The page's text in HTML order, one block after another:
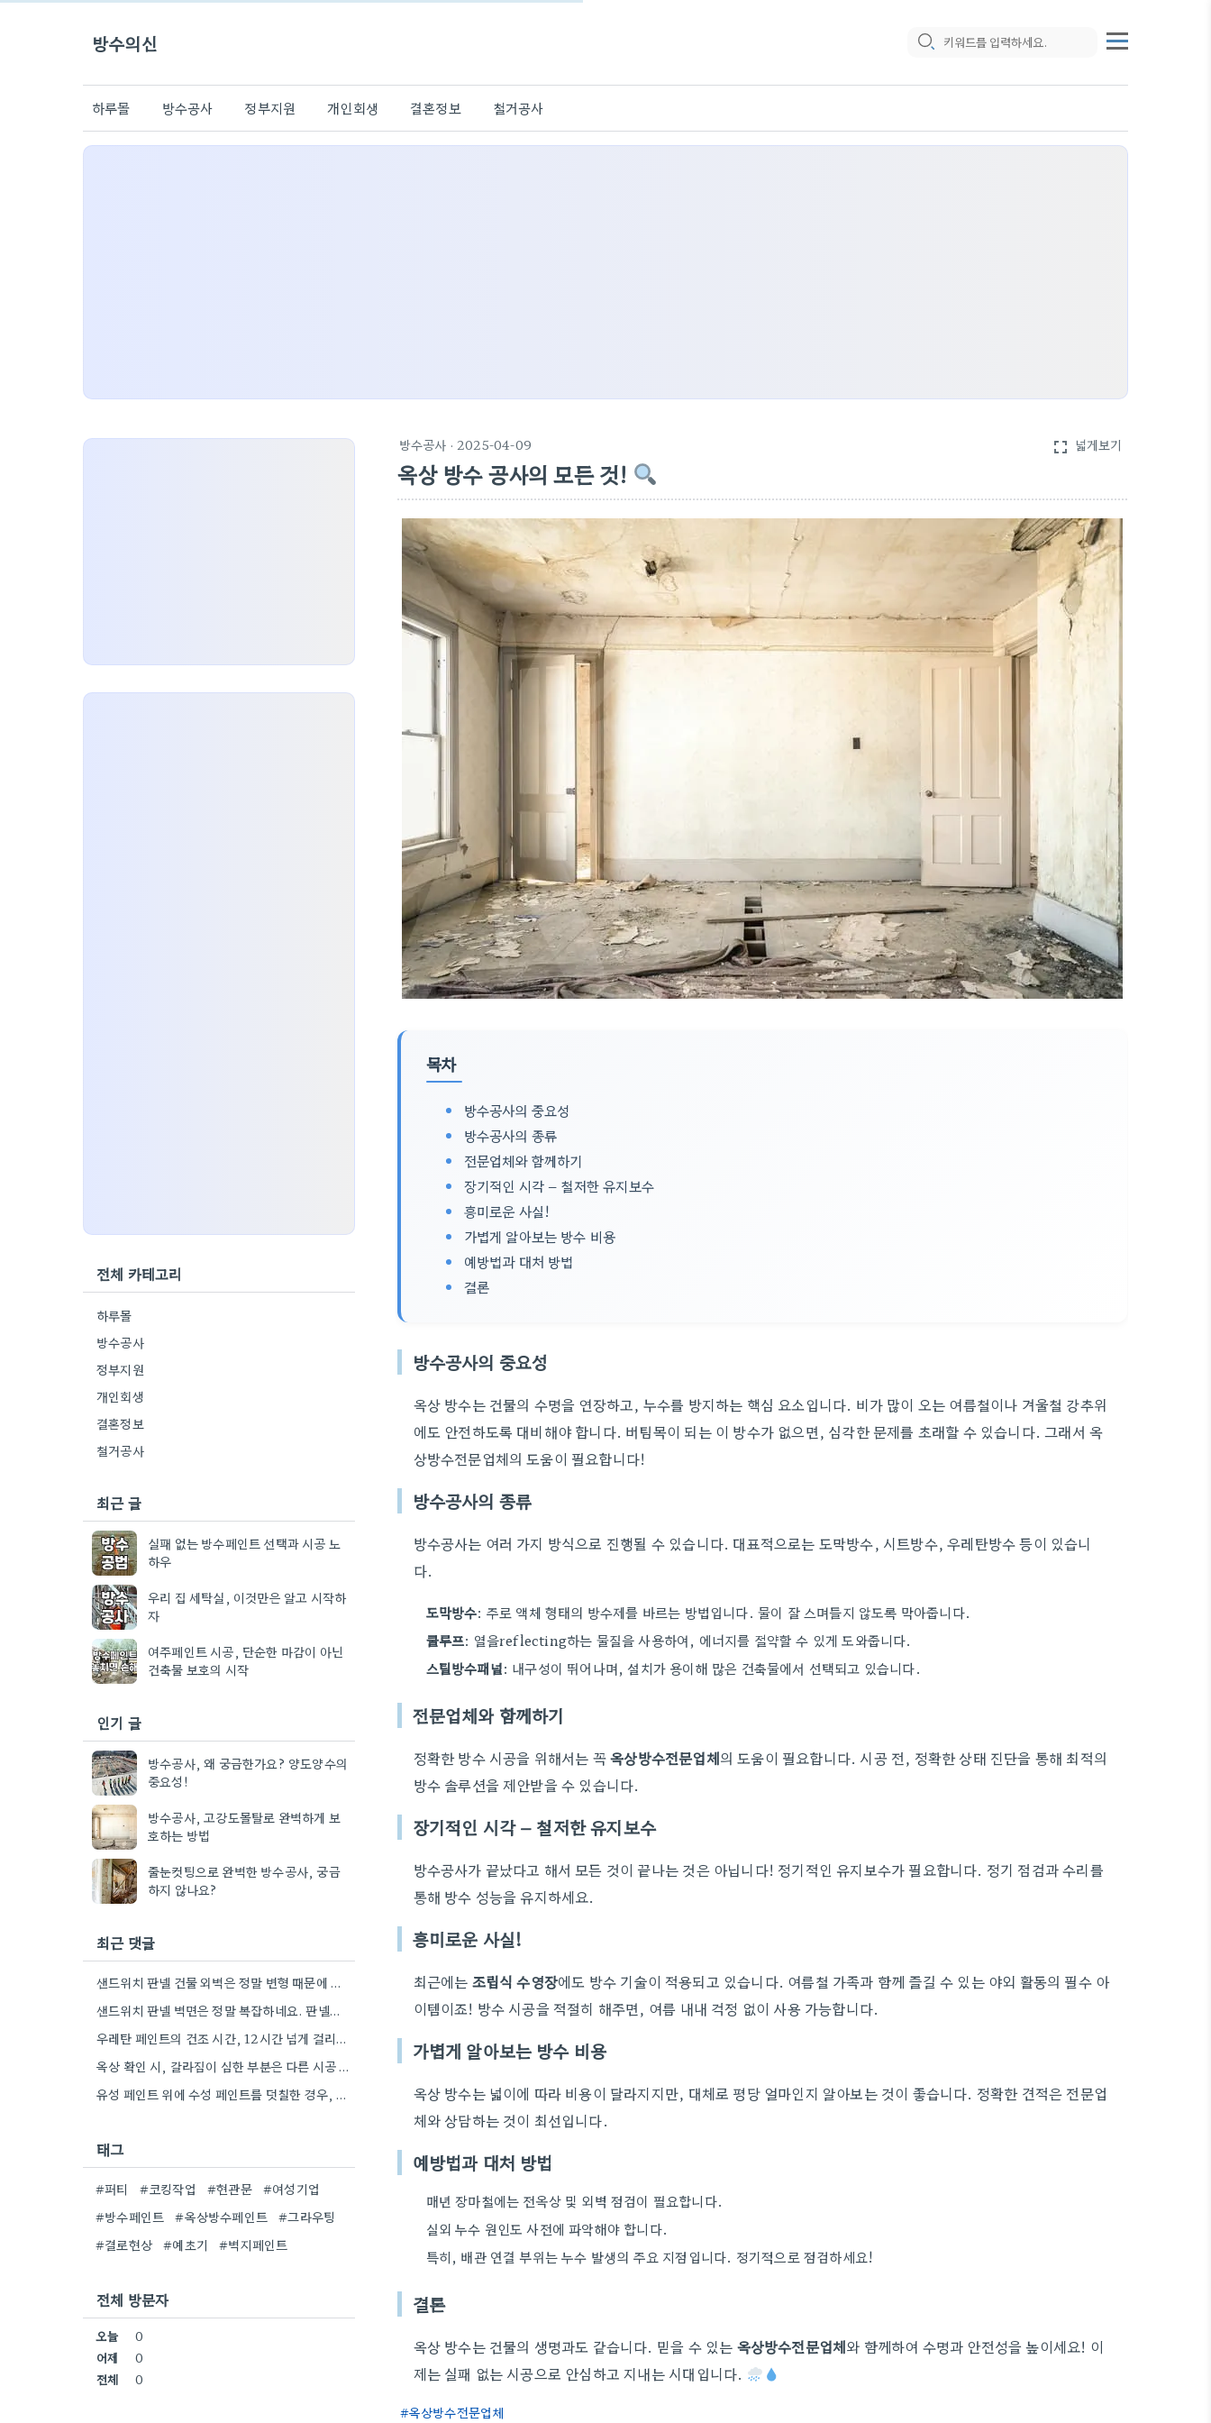
방수의신
하루몰 방수공사 정부지원 개인회생 결혼정보 철거공사
방수공사 · 2025-04-09 fullscreen 넓게보기
옥상 방수 공사의 모든 것!
목차
방수공사의 중요성
방수공사의 종류
전문업체와 함께하기
장기적인 시각 – 철저한 유지보수
흥미로운 사실!
가볍게 알아보는 방수 비용
예방법과 대처 방법
결론
방수공사의 중요성
옥상 방수는 건물의 수명을 연장하고, 누수를 방지하는 핵심 요소입니다. 비가 많이 오는 여름철이나 겨울철 강추위
에도 안전하도록 대비해야 합니다. 버팀목이 되는 이 방수가 없으면, 심각한 문제를 초래할 수 있습니다. 그래서 옥
상방수전문업체의 도움이 필요합니다!
방수공사의 종류
방수공사는 여러 가지 방식으로 진행될 수 있습니다. 대표적으로는 도막방수, 시트방수, 우레탄방수 등이 있습니
다.
도막방수: 주로 액체 형태의 방수제를 바르는 방법입니다. 물이 잘 스며들지 않도록 막아줍니다.
쿨루프: 열을reflecting하는 물질을 사용하여, 에너지를 절약할 수 있게 도와줍니다.
스틸방수패널: 내구성이 뛰어나며, 설치가 용이해 많은 건축물에서 선택되고 있습니다.
전문업체와 함께하기
정확한 방수 시공을 위해서는 꼭옥상방수전문업체의 도움이 필요합니다. 시공 전, 정확한 상태 진단을 통해 최적의
방수 솔루션을 제안받을 수 있습니다.
장기적인 시각 – 철저한 유지보수
방수공사가 끝났다고 해서 모든 것이 끝나는 것은 아닙니다! 정기적인 유지보수가 필요합니다. 정기 점검과 수리를
통해 방수 성능을 유지하세요.
흥미로운 사실!
최근에는 조립식 수영장에도 방수 기술이 적용되고 있습니다. 여름철 가족과 함께 즐길 수 있는 야외 활동의 필수 아
이템이죠! 방수 시공을 적절히 해주면, 여름 내내 걱정 없이 사용 가능합니다.
가볍게 알아보는 방수 비용
옥상 방수는 넓이에 따라 비용이 달라지지만, 대체로 평당 얼마인지 알아보는 것이 좋습니다. 정확한 견적은 전문업
체와 상담하는 것이 최선입니다.
예방법과 대처 방법
매년 장마철에는 전옥상 및 외벽 점검이 필요합니다.
실외 누수 원인도 사전에 파악해야 합니다.
특히, 배관 연결 부위는 누수 발생의 주요 지점입니다. 정기적으로 점검하세요!
결론
옥상 방수는 건물의 생명과도 같습니다. 믿을 수 있는 옥상방수전문업체와 함께하여 수명과 안전성을 높이세요! 이
제는 실패 없는 시공으로 안심하고 지내는 시대입니다.
옥상방수전문업체
전체 카테고리
하루몰
방수공사
정부지원
개인회생
결혼정보
철거공사
최근 글
실패 없는 방수페인트 선택과 시공 노
하우
우리 집 세탁실, 이것만은 알고 시작하
자
여주페인트 시공, 단순한 마감이 아닌
건축물 보호의 시작
인기 글
방수공사, 왜 궁금한가요? 양도양수의
중요성!
방수공사, 고강도몰탈로 완벽하게 보
호하는 방법
줄눈컷팅으로 완벽한 방수공사, 궁금
하지 않나요?
최근 댓글
샌드위치 판넬 건물 외벽은 정말 변형 때문에 페인트 선택이 중요하겠네요. 꼼꼼하게 판넬의 특성을 확인하는 게…
샌드위치 판넬 벽면은 정말 복잡하네요. 판넬의 움직임 때문에 페인트가 쉽게 벗겨질 수 있다는 점이 핵심이더라고요.
우레탄 페인트의 건조 시간, 12시간 넘게 걸리는 경우도 있던데, 온도에 따라 달라지더군요.
옥상 확인 시, 갈라짐이 심한 부분은 다른 시공 방법도 고려해봐야겠네요.
유성 페인트 위에 수성 페인트를 덧칠한 경우, 2단계 제거가 필수적이라는 점을 강조해야겠네요.
태그
#퍼티 #코킹작업 #현관문
#여성기업
#방수페인트
#옥상방수페인트
#그라우팅
#결로현상
#예초기 #벽지페인트
전체 방문자
오늘
0
어제
0
전체
0